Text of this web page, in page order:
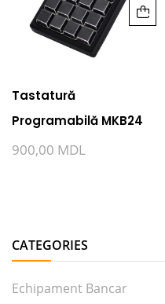
CATEGORIES
Echipament Bancar
Tastatură
Programabilă MKB24
900,00 MDL